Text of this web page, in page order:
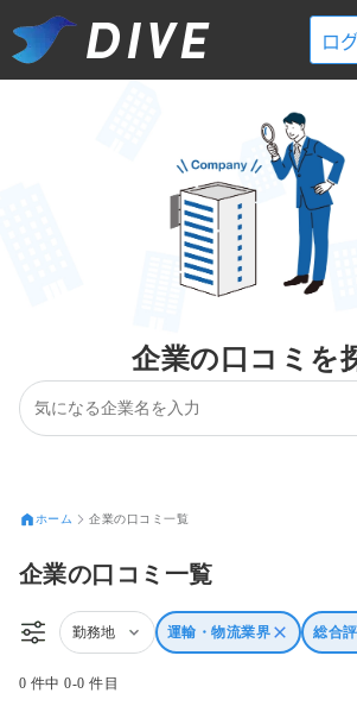
ロ
企業の口コミを
ホーム 企業の口コミ一覧
企業の口コミ一覧
勤務地 運輸・物流業界 総合
0 件中 0-0 件目